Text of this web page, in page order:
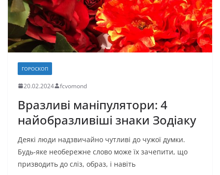
ГОРОСКОП
20.02.2024 fcvomond
Вразливі маніпулятори: 4
найобразливіші знаки Зодіаку
Деякі люди надзвичайно чутливі до чужої думки.
Будь-яке необережне слово може їх зачепити, що
призводить до сліз, образ, і навіть